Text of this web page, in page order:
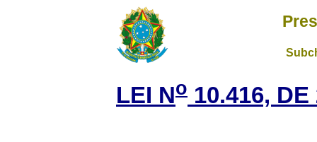
LEI No 10.416,